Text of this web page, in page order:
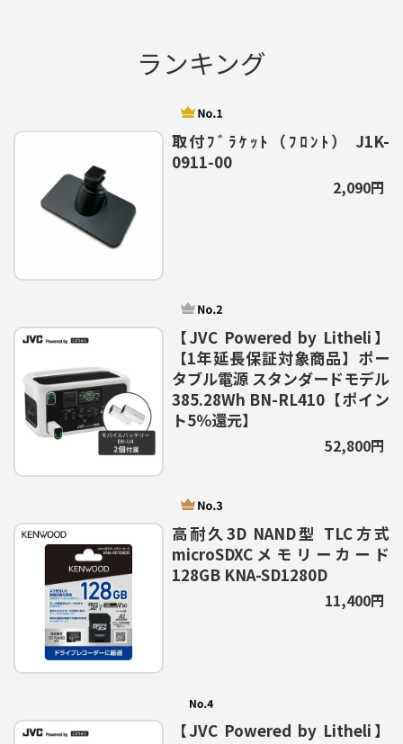
ランキング
取付ﾌﾞﾗｹｯﾄ（ﾌﾛﾝﾄ） J1K-
0911-00
2,090円
【JVC Powered by Litheli】
【1年延長保証対象商品】ポー
タブル電源 スタンダードモデル
385.28Wh BN-RL410【ポイン
ト5％還元】
52,800円
高耐久3D NAND型 TLC方式
microSDXCメモリーカード
128GB KNA-SD1280D
11,400円
【JVC Powered by Litheli】